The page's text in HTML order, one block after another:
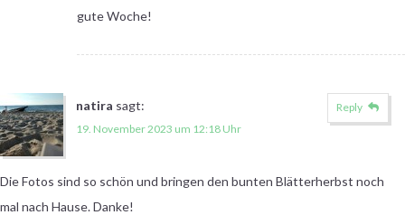
gute Woche!
natira sagt:
19. November 2023 um 12:18 Uhr
Die Fotos sind so schön und bringen den bunten Blätterherbst noch
mal nach Hause. Danke!
Reply